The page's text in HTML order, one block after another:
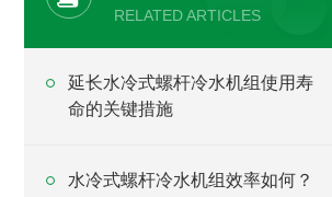
RELATED ARTICLES
延长水冷式螺杆冷水机组使用寿
命的关键措施
水冷式螺杆冷水机组效率如何？